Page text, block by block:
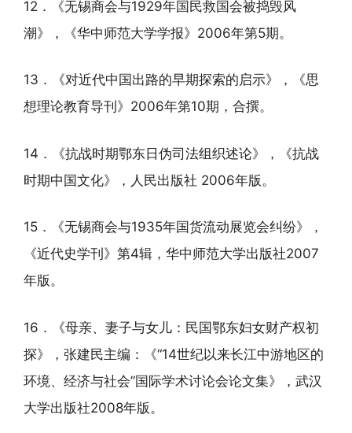
12．《无锡商会与1929年国民救国会被捣毁风
潮》，《华中师范大学学报》2006年第5期。
13．《对近代中国出路的早期探索的启示》，《思
想理论教育导刊》2006年第10期，合撰。
14．《抗战时期鄂东日伪司法组织述论》，《抗战
时期中国文化》，人民出版社 2006年版。
15．《无锡商会与1935年国货流动展览会纠纷》，
《近代史学刊》第4辑，华中师范大学出版社2007
年版。
16．《母亲、妻子与女儿：民国鄂东妇女财产权初
探》，张建民主编：《“14世纪以来长江中游地区的
环境、经济与社会”国际学术讨论会论文集》，武汉
大学出版社2008年版。